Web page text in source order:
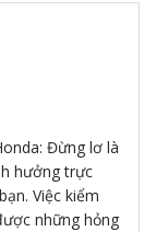
Đừng lơ là
hưởng trực
Việc kiểm
những hỏng